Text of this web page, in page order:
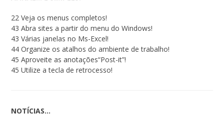
22 Veja os menus completos!
43 Abra sites a partir do menu do Windows!
43 Várias janelas no Ms-Excel!
44 Organize os atalhos do ambiente de trabalho!
45 Aproveite as anotações“Post-it”!
45 Utilize a tecla de retrocesso!
NOTÍCIAS…